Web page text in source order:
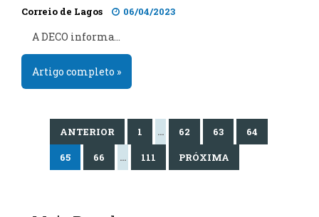
Correio de Lagos 06/04/2023
A DECO informa…
Artigo completo »
ANTERIOR 1 … 62 63
64
65
66 … 111 PRÓXIMA